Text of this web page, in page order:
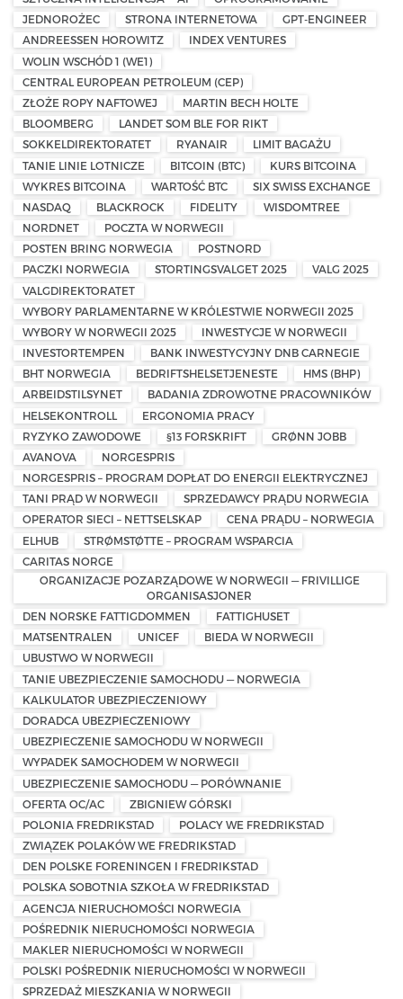
JEDNOROŻEC
STRONA INTERNETOWA
GPT-ENGINEER
ANDREESSEN HOROWITZ
INDEX VENTURES
WOLIN WSCHÓD 1 (WE1)
CENTRAL EUROPEAN PETROLEUM (CEP)
ZŁOŻE ROPY NAFTOWEJ
MARTIN BECH HOLTE
BLOOMBERG
LANDET SOM BLE FOR RIKT
SOKKELDIREKTORATET
RYANAIR
LIMIT BAGAŻU
TANIE LINIE LOTNICZE
BITCOIN (BTC)
KURS BITCOINA
WYKRES BITCOINA
WARTOŚĆ BTC
SIX SWISS EXCHANGE
NASDAQ
BLACKROCK FIDELITY
WISDOMTREE
NORDNET
POCZTA W NORWEGII
POSTEN BRING NORWEGIA
POSTNORD
PACZKI NORWEGIA
STORTINGSVALGET 2025
VALG 2025
VALGDIREKTORATET
WYBORY PARLAMENTARNE W KRÓLESTWIE NORWEGII 2025
WYBORY W NORWEGII 2025
INWESTYCJE W NORWEGII
INVESTORTEMPEN
BANK INWESTYCYJNY DNB CARNEGIE
BHT NORWEGIA
BEDRIFTSHELSETJENESTE
HMS (BHP)
ARBEIDSTILSYNET
BADANIA ZDROWOTNE PRACOWNIKÓW
HELSEKONTROLL
ERGONOMIA PRACY
RYZYKO ZAWODOWE
§13 FORSKRIFT
GRØNN JOBB
AVANOVA
NORGESPRIS
NORGESPRIS – PROGRAM DOPŁAT DO ENERGII ELEKTRYCZNEJ
TANI PRĄD W NORWEGII
SPRZEDAWCY PRĄDU NORWEGIA
OPERATOR SIECI – NETTSELSKAP
CENA PRĄDU – NORWEGIA
ELHUB
STRØMSTØTTE – PROGRAM WSPARCIA
CARITAS NORGE
ORGANIZACJE POZARZĄDOWE W NORWEGII — FRIVILLIGE
ORGANISASJONER
DEN NORSKE FATTIGDOMMEN
FATTIGHUSET
MATSENTRALEN
UNICEF
BIEDA W NORWEGII
UBUSTWO W NORWEGII
TANIE UBEZPIECZENIE SAMOCHODU — NORWEGIA
KALKULATOR UBEZPIECZENIOWY
DORADCA UBEZPIECZENIOWY
UBEZPIECZENIE SAMOCHODU W NORWEGII
WYPADEK SAMOCHODEM W NORWEGII
UBEZPIECZENIE SAMOCHODU — PORÓWNANIE
OFERTA OC/AC
ZBIGNIEW GÓRSKI
POLONIA FREDRIKSTAD
POLACY WE FREDRIKSTAD
ZWIĄZEK POLAKÓW WE FREDRIKSTAD
DEN POLSKE FORENINGEN I FREDRIKSTAD
POLSKA SOBOTNIA SZKOŁA W FREDRIKSTAD
AGENCJA NIERUCHOMOŚCI NORWEGIA
POŚREDNIK NIERUCHOMOŚCI NORWEGIA
MAKLER NIERUCHOMOŚCI W NORWEGII
POLSKI POŚREDNIK NIERUCHOMOŚCI W NORWEGII
SPRZEDAŻ MIESZKANIA W NORWEGII